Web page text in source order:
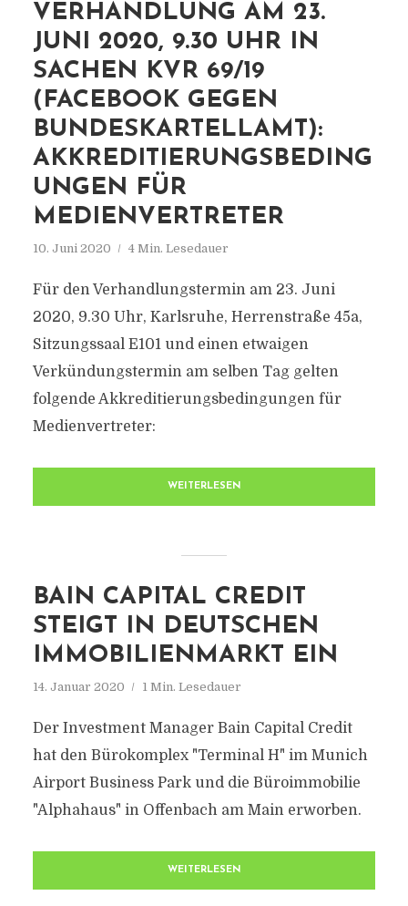
VERHANDLUNG AM 23.
JUNI 2020, 9.30 UHR IN
SACHEN KVR 69/19
(FACEBOOK GEGEN
BUNDESKARTELLAMT):
AKKREDITIERUNGSBEDING
UNGEN FÜR
MEDIENVERTRETER
10. Juni 2020 4 Min. Lesedauer
Für den Verhandlungstermin am 23. Juni
2020, 9.30 Uhr, Karlsruhe, Herrenstraße 45a,
Sitzungssaal E101 und einen etwaigen
Verkündungstermin am selben Tag gelten
folgende Akkreditierungsbedingungen für
Medienvertreter:
WEITERLESEN
BAIN CAPITAL CREDIT
STEIGT IN DEUTSCHEN
IMMOBILIENMARKT EIN
14. Januar 2020 1 Min. Lesedauer
Der Investment Manager Bain Capital Credit
hat den Bürokomplex "Terminal H" im Munich
Airport Business Park und die Büroimmobilie
"Alphahaus" in Offenbach am Main erworben.
WEITERLESEN